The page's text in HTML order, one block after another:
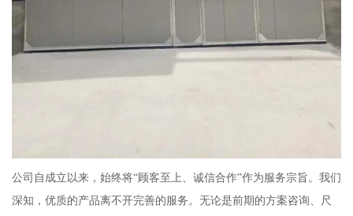
公司自成立以来，始终将“顾客至上、诚信合作”作为服务宗旨。我们
深知，优质的产品离不开完善的服务。无论是前期的方案咨询、尺